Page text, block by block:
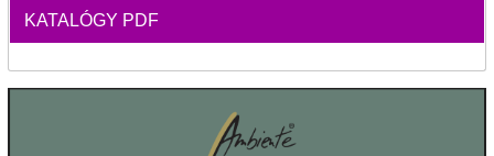
KATALÓGY PDF